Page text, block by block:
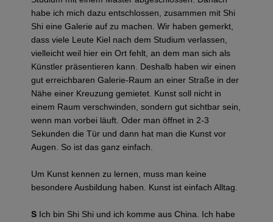
habe ich mich dazu entschlossen, zusammen mit Shi
Shi eine Galerie auf zu machen. Wir haben gemerkt,
dass viele Leute Kiel nach dem Studium verlassen,
vielleicht weil hier ein Ort fehlt, an dem man sich als
Künstler präsentieren kann. Deshalb haben wir einen
gut erreichbaren Galerie-Raum an einer Straße in der
Nähe einer Kreuzung gemietet. Kunst soll nicht in
einem Raum verschwinden, sondern gut sichtbar sein,
wenn man vorbei läuft. Oder man öffnet in 2-3
Sekunden die Tür und dann hat man die Kunst vor
Augen. So ist das ganz einfach.
Um Kunst kennen zu lernen, muss man keine
besondere Ausbildung haben. Kunst ist einfach Alltag.
S Ich bin Shi Shi und ich komme aus China. Ich habe